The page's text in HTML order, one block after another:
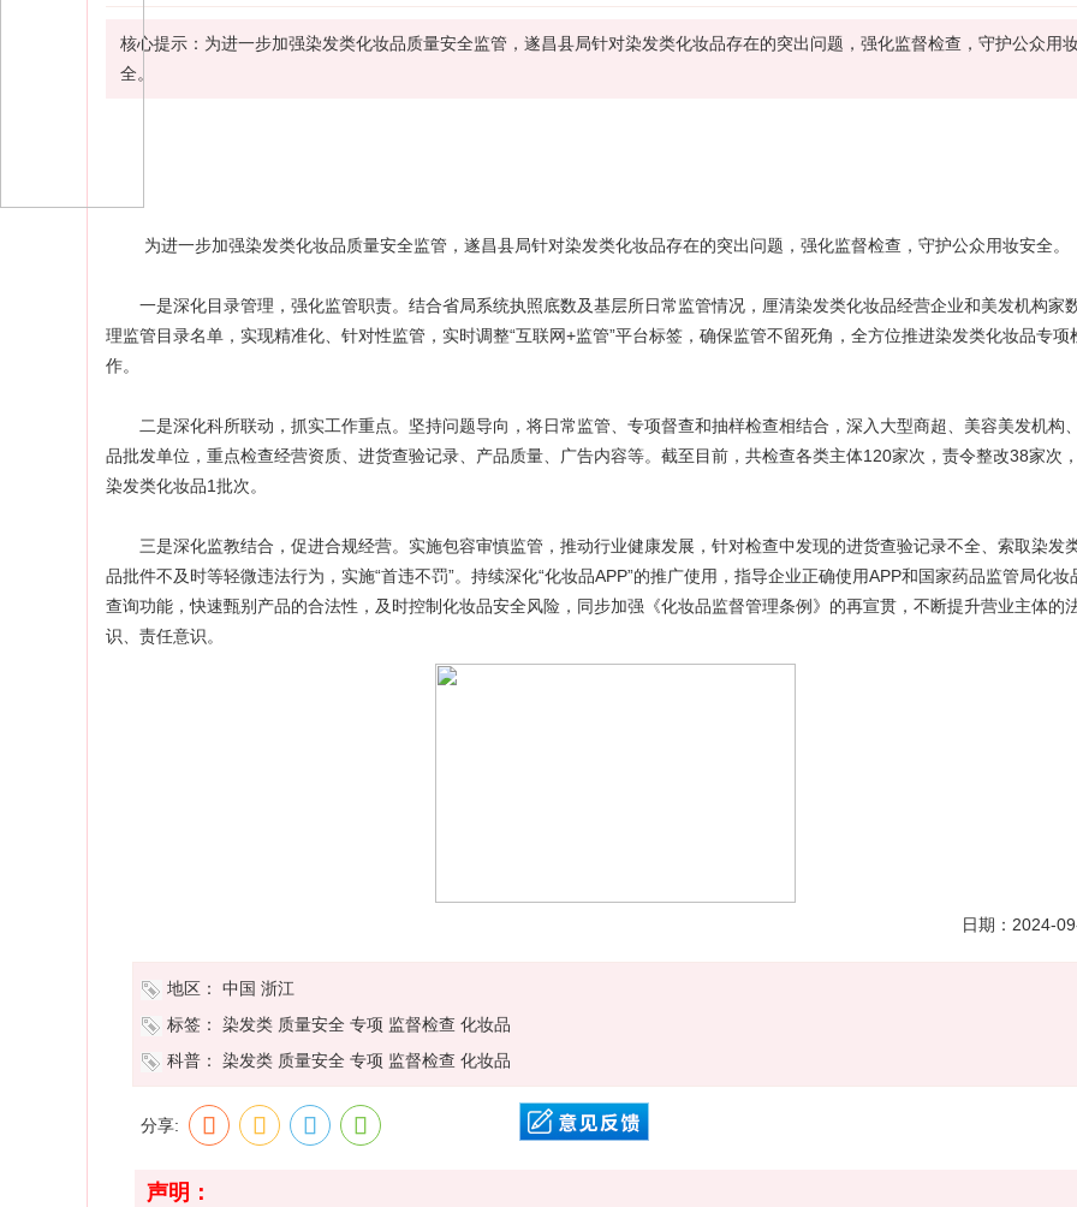
核心提示：为进一步加强染发类化妆品质量安全监管，遂昌县局针对染发类化妆品存在的突出问题，强化监督检查，守护公众用
全。
为进一步加强染发类化妆品质量安全监管，遂昌县局针对染发类化妆品存在的突出问题，强化监督检查 ，守护公众用妆安全。
一是深化目录管理，强化监管职责。结合省局系统执照底数及基层所日常监管情况，厘清染发类化妆品经营企业和美发机构家
理监管目录名单，实现精准化、针对性监管，实时调整“互联网+监管”平台标签，确保监管不留死角，全方位推进染发类化妆品专项
作。
二是深化科所联动，抓实工作重点。坚持问题导向，将日常监管、专项督查和抽样检查相结合，深入大型商超、美容美发机构
品批发单位，重点检查经营资质、进货查验记录、产品质量、广告内容等。截至目前，共检查各类主体120家次，责令整改38家次
染发类化妆品1批次。
三是深化监教结合，促进合规经营。实施包容审慎监管，推动行业健康发展，针对检查中发现的进货查验记录不全、索取染发
品批件不及时等轻微违法行为，实施“首违不罚”。持续深化“化妆品APP”的推广使用，指导企业正确使用APP和国家药品监管局化妆
查询功能，快速甄别产品的合法性，及时控制化妆品安全风险，同步加强《化妆品监督管理条例》的再宣贯，不断提升营业主体的
识、责任意识。
日期： 2024-
地区： 中国 浙江
标签：
染发类 质量安全 专项 监督检查 化妆品
科普：
染发类 质量安全 专项 监督检查 化妆品
分享:
声明：